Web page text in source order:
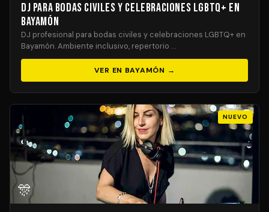
DJ para Bodas Civiles y Celebraciones LGBTQ+ en
Bayamón
DJ profesional para bodas civiles y celebraciones LGBTQ+ en
Bayamón. Ambiente inclusivo, repertorio …
VER EN BAYAMÓN →
NUEVO
🎊